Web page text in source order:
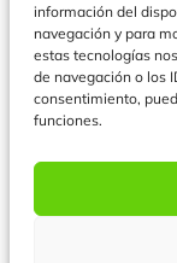
información del
navegación y para
estas tecnologías
de navegación o los
consentimiento,
funciones.